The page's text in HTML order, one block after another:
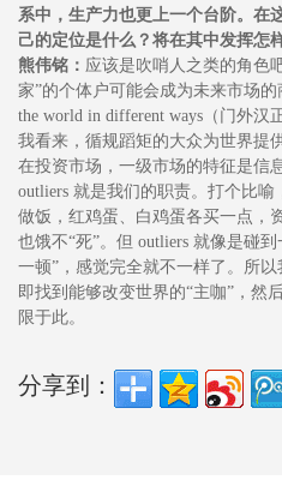
系中，生产力也更上一个台阶。在
己的定位是什么？将在其中发挥怎
熊伟铭： 应该是吹哨人之类的角色
家”的个体户可能会成为未来市场的
the world in different ways（门外
我看来，循规蹈矩的大众为世界提
在投资市场，一级市场的特征是信
outliers 就是我们的职责。打个比
做饭，红鸡蛋、白鸡蛋各买一点，
也饿不“死”。但 outliers 就像是碰
一顿”，感觉完全就不一样了。所
即找到能够改变世界的“主咖”，然
限于此。
分享到：